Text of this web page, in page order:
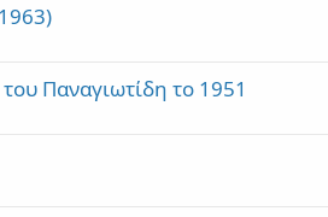
Παναγιωτίδη το 1951